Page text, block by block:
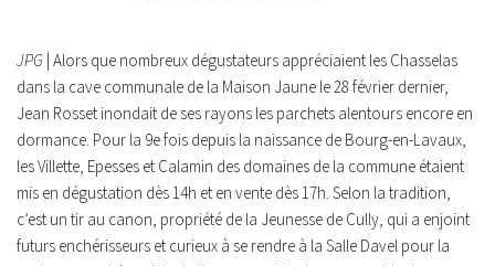
JPG | Alors que nombreux dégustateurs appréciaient les Chasselas
dans la cave communale de la Maison Jaune le 28 février dernier,
Jean Rosset inondait de ses rayons les parchets alentours encore en
dormance. Pour la 9e fois depuis la naissance de Bourg-en-Lavaux,
les Villette, Epesses et Calamin des domaines de la commune étaient
mis en dégustation dès 14h et en vente dès 17h. Selon la tradition,
c’est un tir au canon, propriété de la Jeunesse de Cully, qui a enjoint
futurs enchérisseurs et curieux à se rendre à la Salle Davel pour la